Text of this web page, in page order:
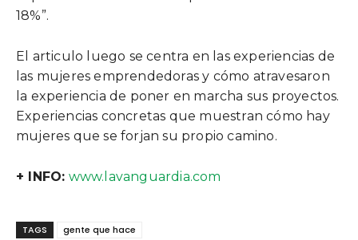
18%”.
El articulo luego se centra en las experiencias de
las mujeres emprendedoras y cómo atravesaron
la experiencia de poner en marcha sus proyectos.
Experiencias concretas que muestran cómo hay
mujeres que se forjan su propio camino.
+ INFO: www.lavanguardia.com
TAGS gente que hace